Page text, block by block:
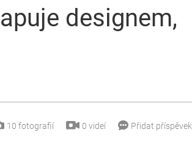
designem,
10 fotografií 0 videí Přidat příspěvek